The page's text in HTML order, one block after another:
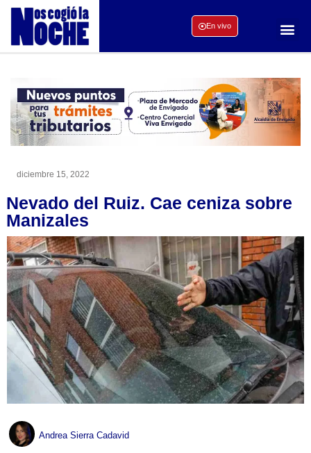
En vivo
diciembre 15, 2022
Nevado del Ruiz. Cae ceniza sobre
Manizales
Andrea Sierra Cadavid